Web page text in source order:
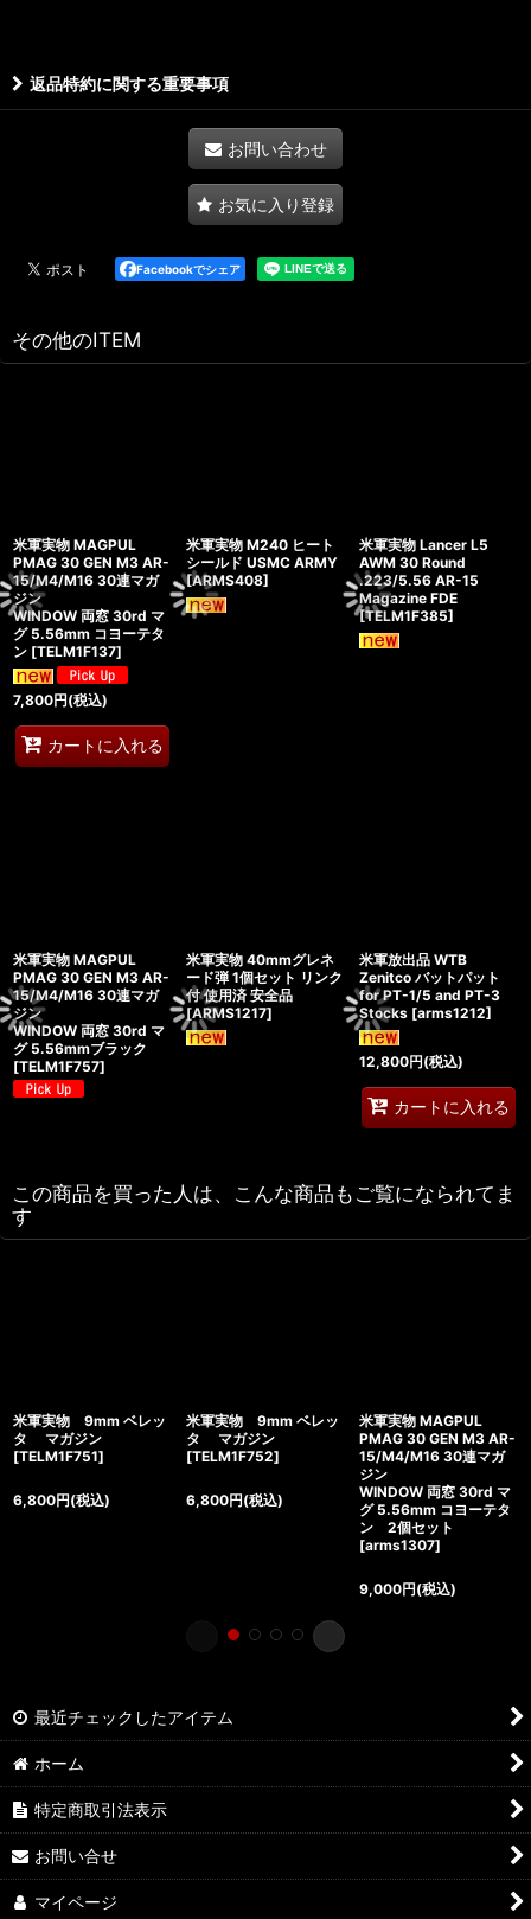
返品特約に関する重要事項
お問い合わせ
お気に入り登録
Facebookでシェア
その他のITEM
米軍実物 MAGPUL
PMAG 30 GEN M3 AR-
15/M4/M16 30連マガ
ジン
WINDOW 両窓 30rd マ
グ 5.56mm コヨーテタ
ン [TELM1F137]
7,800円(税込)
カートに入れる
米軍実物 M240 ヒート
シールド USMC ARMY
[ARMS408]
米軍実物 Lancer L5
AWM 30 Round
.223/5.56 AR-15
Magazine FDE
[TELM1F385]
米軍実物 MAGPUL
PMAG 30 GEN M3 AR-
15/M4/M16 30連マガ
ジン
WINDOW 両窓 30rd マ
グ 5.56mmブラック
[TELM1F757]
米軍実物 40mmグレネ
ード弾 1個セット リンク
付 使用済 安全品
[ARMS1217]
米軍放出品 WTB
Zenitco バットパット
for PT-1/5 and PT-3
Stocks [arms1212]
12,800円(税込)
カートに入れる
この商品を買った人は、こんな商品もご覧になられてま
す
米軍実物 9mm ベレッ
タ マガジン
[TELM1F751]
6,800円(税込)
米軍実物 9mm ベレッ
タ マガジン
[TELM1F752]
6,800円(税込)
米軍実物 MAGPUL
PMAG 30 GEN M3 AR-
15/M4/M16 30連マガ
ジン
WINDOW 両窓 30rd マ
グ 5.56mm コヨーテタ
ン 2個セット
[arms1307]
9,000円(税込)
最近チェックしたアイテム
ホーム
特定商取引法表示
お問い合せ
マイページ